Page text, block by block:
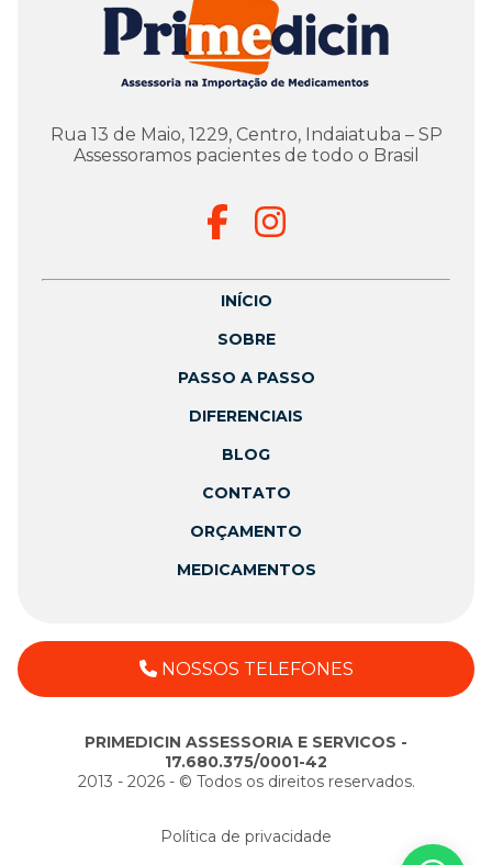
Rua 13 de Maio, 1229, Centro, Indaiatuba – SP
Assessoramos pacientes de todo o Brasil
INÍCIO
SOBRE
PASSO A PASSO
DIFERENCIAIS
BLOG
CONTATO
ORÇAMENTO
MEDICAMENTOS
NOSSOS TELEFONES
PRIMEDICIN ASSESSORIA E SERVICOS -
17.680.375/0001-42
2013 - 2026 - ©️ Todos os direitos reservados.
Política de privacidade